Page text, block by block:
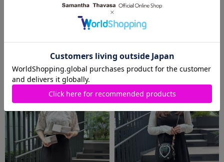
2026.08.08
Samantha Thavasa
2026.08.07